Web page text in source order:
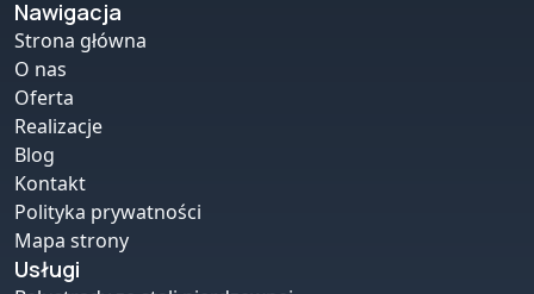
Nawigacja
Strona główna
O nas
Oferta
Realizacje
Blog
Kontakt
Polityka prywatności
Mapa strony
Usługi